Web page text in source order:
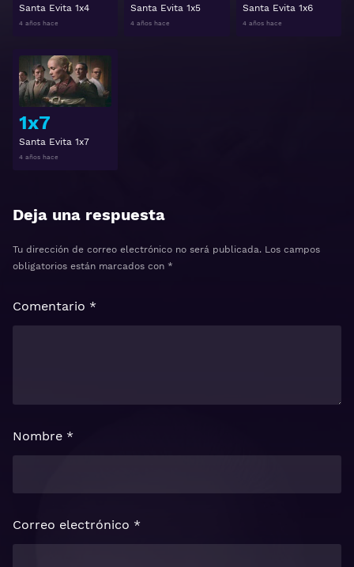
Santa Evita 1x4
4 años hace
Santa Evita 1x5
4 años hace
Santa Evita 1x6
4 años hace
1x7
Santa Evita 1x7
4 años hace
Deja una respuesta
Tu dirección de correo electrónico no será publicada. Los campos
obligatorios están marcados con *
Comentario *
Nombre *
Correo electrónico *